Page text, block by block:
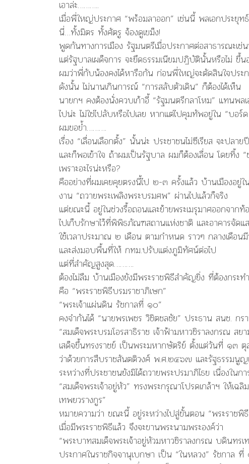
เอาล่ะ………..
เมื่อพี่ใหญ่ประกาศ “พร้อมลาออก” เช่นนี้ พลเอกประยุท
นี่…ทั้งมิตร ทั้งศัตรู จ้องดูเขม็ง!
พูดกันทางการเมือง รัฐมนตรีเมื่อประกาศต่อสาธารณะเ
แต่รัฐบาลเผด็จการ จะยึดธรรมเนียมปฏิบัตินั้นหรือไม่ ขึ้
ผมว่าพี่กับน้องคงได้หารือกัน ก่อนพี่ใหญ่จะตัดสินใจประ
ดังนั้น ไม่นานเกินการณ์ “การสลับตัวเดิน” ก็ต้องได้เห็น
นายกฯ คงต้องนั่งควบเก้าอี้ “รัฐมนตรีกลาโหม” แทนพล
ไปน่ะ ไม่ใช่ไปลับหรือไปเลย หากแต่ไปคุมทัพอยู่ใน “บอ
ผมขอย้ำ……….
เรื่อง “เลื่อนเลือกตั้ง” นั้นน่ะ ประชาชนไม่ซีเรียส จะป
และก็พอเข้าใจ ถ้าผมเป็นรัฐบาล ผมก็ต้องเลื่อน โดยทิ้ง
เพราะอะไรน่ะหรือ?
คืออย่างที่ผมเคยคุยตรงนี้ไป ๒-๓ ครั้งแล้ว บ้านเมืองอยู่
งาน “ถวายพระเพลิงพระบรมศพ” ผ่านไปแล้วก็จริง
แต่ขณะนี้ อยู่ในช่วงรื้อถอนและย้ายพระเมรุมาศออกจากท้
ไปเก็บรักษาไว้ที่พิพิธภัณฑสถานแห่งชาติ และอาคารจัด
ใช้เวลาประมาณ ๒ เดือน ตามกำหนด ราวๆ กลางเดือน
และส่งมอบพื้นที่ให้ กทม.ปรับแต่งภูมิทัศน์ต่อไป
แต่ที่สำคัญสูงสุด……….
ต้องไม่ลืม บ้านเมืองยังมีพระราชพิธีสำคัญยิ่ง ที่ต้องกระ
คือ “พระราชพิธีบรมราชาภิเษก”
“พระเจ้าแผ่นดิน รัชกาลที่ ๑๐”
คงจำกันได้ “นายพรเพชร วิชิตชลชัย” ประธาน สนช. ก
“สมเด็จพระบรมโอรสาธิราช เจ้าฟ้ามหาวชิราลงกรณ ส
เสด็จขึ้นทรงราชย์ เป็นพระมหากษัตริย์ ตั้งแต่วันที่ ๑๓
ว่าด้วยการสืบราชสันตติวงศ์ พ.ศ.๒๔๖๗ และรัฐธรรมนูญ
ระหว่างที่ประชาชนยังมิได้ถวายพระปรมาภิไธย เนื่องใน
“สมเด็จพระเจ้าอยู่หัว” ทรงพระกรุณาโปรดเกล้าฯ ให้เ
เทพยวรางกูร”
หมายความว่า ขณะนี้ อยู่ระหว่างไปสู่ขั้นตอน “พระราชพิ
เมื่อมีพระราชพิธีแล้ว จึงจะขานพระนามพระองค์ว่า
“พระบาทสมเด็จพระเจ้าอยู่หัวมหาวชิราลงกรณ บดินทรเ
ประกาศในราชกิจจานุเบกษา เป็น “ในหลวง” รัชกา